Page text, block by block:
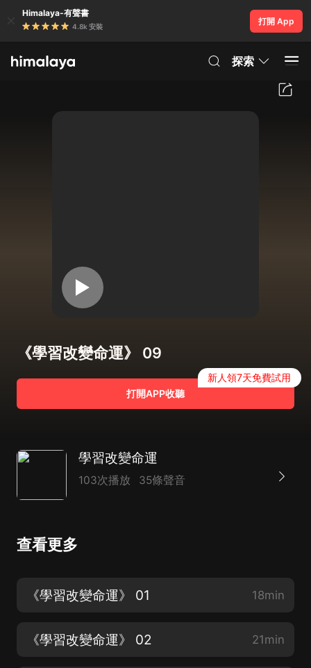
Himalaya-有聲書
4.8k 安裝
打開 App
探索
《學習改變命運》 09
打開APP收聽
新人領7天免費試用
學習改變命運
103次播放 35條聲音
查看更多
《學習改變命運》 01 18min
《學習改變命運》 02 21min